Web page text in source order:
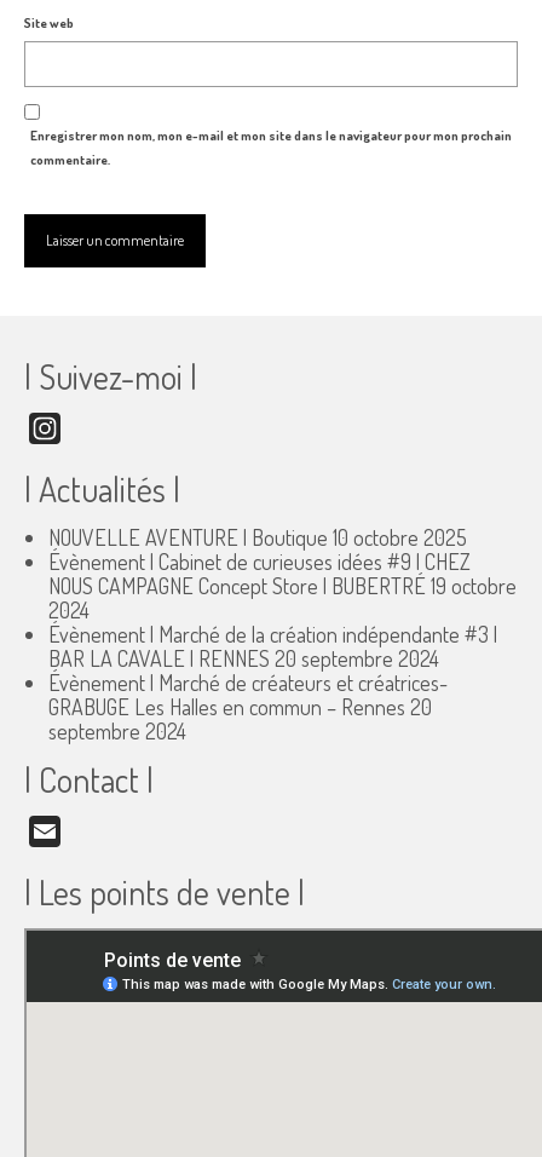
Site web
Enregistrer mon nom, mon e-mail et mon site dans le navigateur pour mon prochain
commentaire.
| Suivez-moi |
| Actualités |
NOUVELLE AVENTURE | Boutique 10 octobre 2025
Évènement | Cabinet de curieuses idées #9 | CHEZ
NOUS CAMPAGNE Concept Store | BUBERTRÉ 19 octobre
2024
Évènement | Marché de la création indépendante #3 |
BAR LA CAVALE | RENNES 20 septembre 2024
Évènement | Marché de créateurs et créatrices-
GRABUGE Les Halles en commun – Rennes 20
septembre 2024
| Contact |
| Les points de vente |